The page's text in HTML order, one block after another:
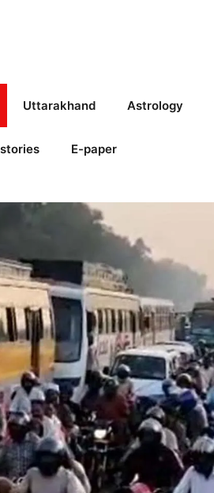
Uttarakhand Astrology
E-paper